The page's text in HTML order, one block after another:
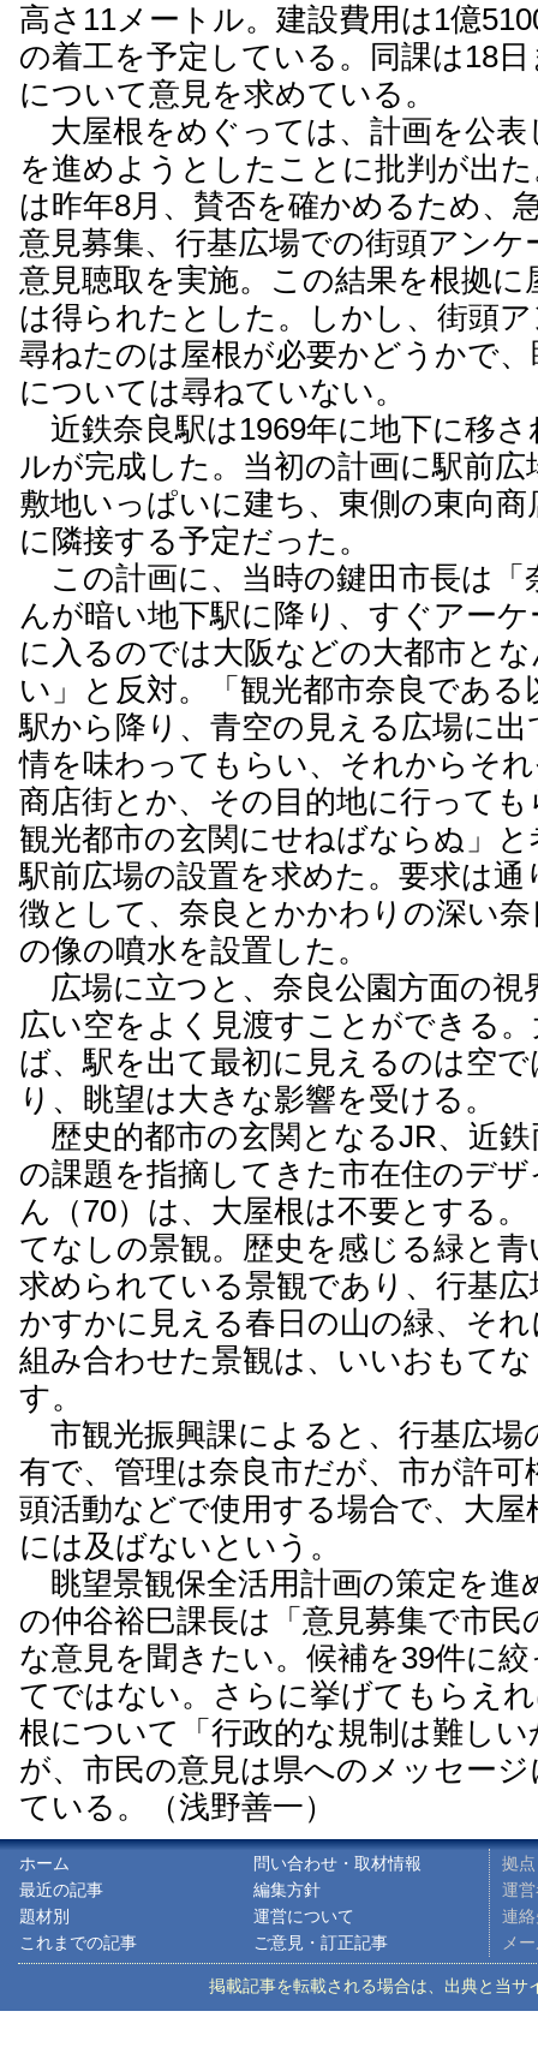
高さ11メートル。建設費用は1億
の着工を予定している。同課は18
について意見を求めている。
大屋根をめぐっては、計画を公表
を進めようとしたことに批判が出
は昨年8月、賛否を確かめるため、
意見募集、行基広場での街頭アンケ
意見聴取を実施。この結果を根拠に
は得られたとした。しかし、街頭
尋ねたのは屋根が必要かどうかで
については尋ねていない。
近鉄奈良駅は1969年に地下に移さ
ルが完成した。当初の計画に駅前
敷地いっぱいに建ち、東側の東向
に隣接する予定だった。
この計画に、当時の鍵田市長は「
んが暗い地下駅に降り、すぐアー
に入るのでは大阪などの大都市と
い」と反対。「観光都市奈良である
駅から降り、青空の見える広場に
情を味わってもらい、それからそ
商店街とか、その目的地に行って
観光都市の玄関にせねばならぬ」
駅前広場の設置を求めた。要求は通
徴として、奈良とかかわりの深い
の像の噴水を設置した。
広場に立つと、奈良公園方面の視
広い空をよく見渡すことができる
ば、駅を出て最初に見えるのは空
り、眺望は大きな影響を受ける。
歴史的都市の玄関となるJR、近鉄
の課題を指摘してきた市在住のデ
ん（70）は、大屋根は不要とする
てなしの景観。歴史を感じる緑と
求められている景観であり、行基
かすかに見える春日の山の緑、そ
組み合わせた景観は、いいおもて
す。
市観光振興課によると、行基広場
有で、管理は奈良市だが、市が許可
頭活動などで使用する場合で、大
には及ばないという。
眺望景観保全活用計画の策定を進
の仲谷裕巳課長は「意見募集で市
な意見を聞きたい。候補を39件に
てではない。さらに挙げてもらえ
根について「行政的な規制は難し
が、市民の意見は県へのメッセー
ている。（浅野善一）
ホーム
最近の記事
題材別
これまでの記事
問い合わせ・取材情報
編集方針
運営について
ご意見・訂正記事
拠
運
連
メ
掲載記事を転載される場合は、出典と当